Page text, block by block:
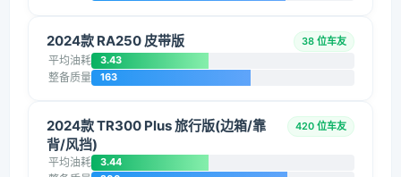
2024款 RA250 皮带版 38 位车友
平均油耗 3.43
整备质量 163
2024款 TR300 Plus 旅行版(边箱/靠
背/风挡)
420 位车友
平均油耗 3.44